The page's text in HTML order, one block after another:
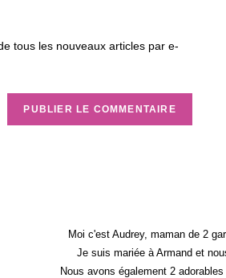
tous les nouveaux articles par e-
Moi c'est Audrey, maman de 2
Je suis mariée à Armand et
Nous avons également 2